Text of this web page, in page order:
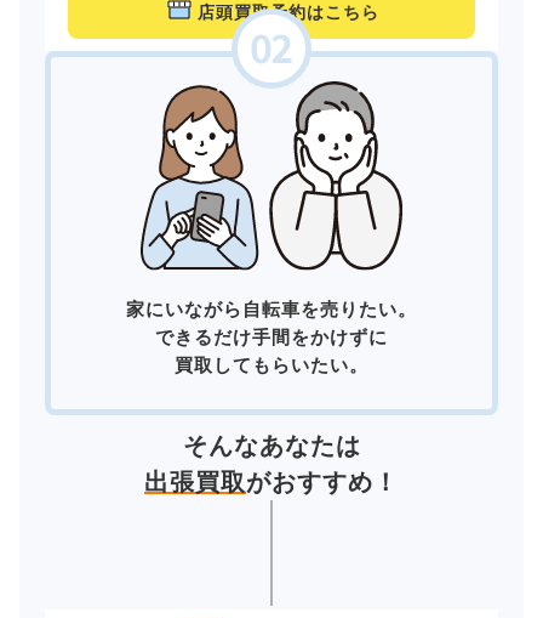
店頭買取予約はこちら
家にいながら自転車を売りたい。
できるだけ手間をかけずに
買取してもらいたい。
そんなあなたは
出張買取がおすすめ！